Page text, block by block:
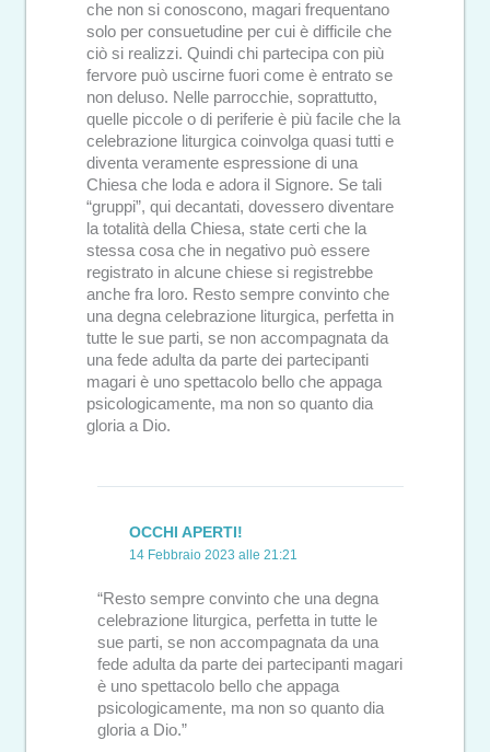
che non si conoscono, magari frequentano
solo per consuetudine per cui è difficile che
ciò si realizzi. Quindi chi partecipa con più
fervore può uscirne fuori come è entrato se
non deluso. Nelle parrocchie, soprattutto,
quelle piccole o di periferie è più facile che la
celebrazione liturgica coinvolga quasi tutti e
diventa veramente espressione di una
Chiesa che loda e adora il Signore. Se tali
“gruppi”, qui decantati, dovessero diventare
la totalità della Chiesa, state certi che la
stessa cosa che in negativo può essere
registrato in alcune chiese si registrebbe
anche fra loro. Resto sempre convinto che
una degna celebrazione liturgica, perfetta in
tutte le sue parti, se non accompagnata da
una fede adulta da parte dei partecipanti
magari è uno spettacolo bello che appaga
psicologicamente, ma non so quanto dia
gloria a Dio.
OCCHI APERTI!
14 Febbraio 2023 alle 21:21
“Resto sempre convinto che una degna
celebrazione liturgica, perfetta in tutte le
sue parti, se non accompagnata da una
fede adulta da parte dei partecipanti magari
è uno spettacolo bello che appaga
psicologicamente, ma non so quanto dia
gloria a Dio.”